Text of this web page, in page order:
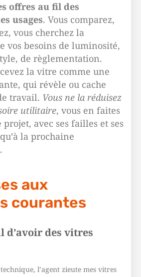
offres au fil des
usages. Vous comparez,
vous cherchez la
vos besoins de luminosité,
de règlementation.
la vitre comme une
qui révèle ou cache
travail. Vous ne la réduisez
utilitaire, vous en faites
avec ses failles et ses
la prochaine
aux
courantes
d’avoir des vitres
l’agent zieute mes vitres